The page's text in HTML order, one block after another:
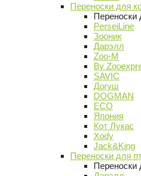
Переноски для
Переноски
PerseiLine
Зооник
Дарэлл
Zoo-M
By
SAVIC
Догуш
DOGMAN
ECO
Япония
Кот Лукас
Xody
Jack&King
Переноски для
Переноски